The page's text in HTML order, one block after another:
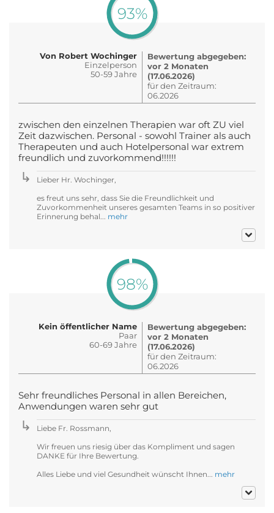
93%
Von Robert Wochinger
Einzelperson
50-59 Jahre
Bewertung abgegeben:
vor 2 Monaten
(17.06.2026)
für den Zeitraum:
06.2026
zwischen den einzelnen Therapien war oft ZU viel
Zeit dazwischen. Personal - sowohl Trainer als auch
Therapeuten und auch Hotelpersonal war extrem
freundlich und zuvorkommend!!!!!!
Lieber Hr. Wochinger,
es freut uns sehr, dass Sie die Freundlichkeit und
Zuvorkommenheit unseres gesamten Teams in so positiver
Erinnerung behal... mehr
98%
Kein öffentlicher Name
Paar
60-69 Jahre
Bewertung abgegeben:
vor 2 Monaten
(17.06.2026)
für den Zeitraum:
06.2026
Sehr freundliches Personal in allen Bereichen,
Anwendungen waren sehr gut
Liebe Fr. Rossmann,
Wir freuen uns riesig über das Kompliment und sagen
DANKE für Ihre Bewertung.
Alles Liebe und viel Gesundheit wünscht Ihnen... mehr